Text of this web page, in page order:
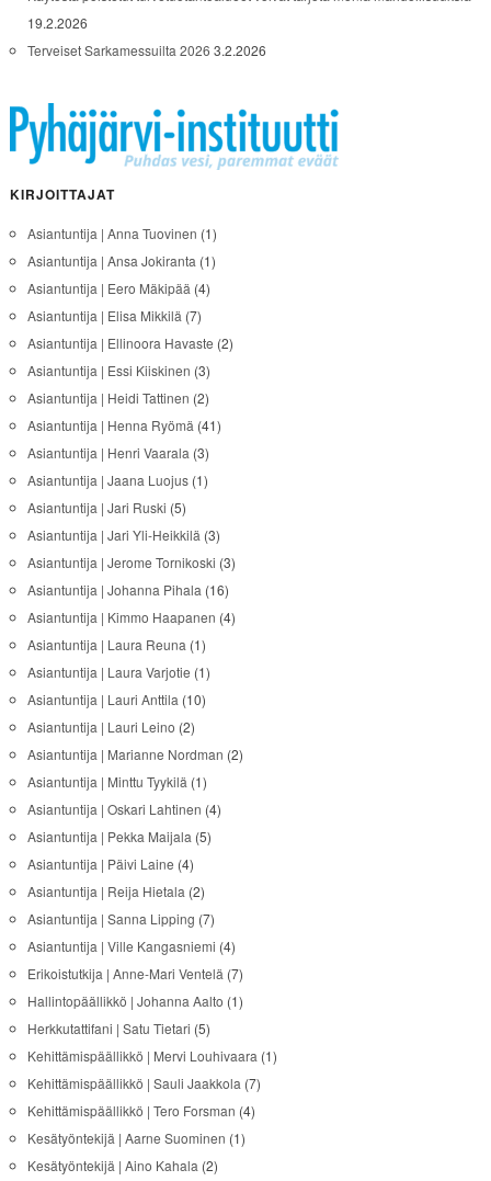
19.2.2026
Terveiset Sarkamessuilta 2026 3.2.2026
KIRJOITTAJAT
Asiantuntija | Anna Tuovinen (1)
Asiantuntija | Ansa Jokiranta (1)
Asiantuntija | Eero Mäkipää (4)
Asiantuntija | Elisa Mikkilä (7)
Asiantuntija | Ellinoora Havaste (2)
Asiantuntija | Essi Kiiskinen (3)
Asiantuntija | Heidi Tattinen (2)
Asiantuntija | Henna Ryömä (41)
Asiantuntija | Henri Vaarala (3)
Asiantuntija | Jaana Luojus(1)
Asiantuntija | Jari Ruski (5)
Asiantuntija | Jari Yli-Heikkilä (3)
Asiantuntija | Jerome Tornikoski (3)
Asiantuntija | Johanna Pihala (16)
Asiantuntija | Kimmo Haapanen (4)
Asiantuntija | Laura Reuna (1)
Asiantuntija | Laura Varjotie (1)
Asiantuntija | Lauri Anttila (10)
Asiantuntija | Lauri Leino (2)
Asiantuntija | Marianne Nordman (2)
Asiantuntija | Minttu Tyykilä (1)
Asiantuntija | Oskari Lahtinen (4)
Asiantuntija | Pekka Maijala (5)
Asiantuntija | Päivi Laine (4)
Asiantuntija | Reija Hietala (2)
Asiantuntija | Sanna Lipping (7)
Asiantuntija | Ville Kangasniemi (4)
Erikoistutkija | Anne-Mari Ventelä (7)
Hallintopäällikkö | Johanna Aalto (1)
Herkkutattifani | Satu Tietari (5)
Kehittämispäällikkö | Mervi Louhivaara (1)
Kehittämispäällikkö | Sauli Jaakkola (7)
Kehittämispäällikkö | Tero Forsman (4)
Kesätyöntekijä | Aarne Suominen (1)
Kesätyöntekijä | Aino Kahala (2)